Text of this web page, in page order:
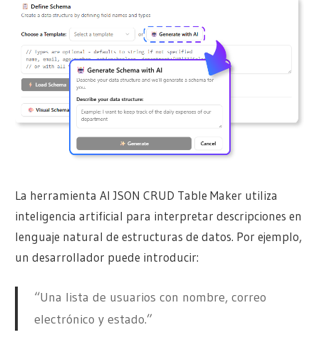
La herramienta AI JSON CRUD Table Maker utiliza
inteligencia artificial para interpretar descripciones en
lenguaje natural de estructuras de datos. Por ejemplo,
un desarrollador puede introducir:
“Una lista de usuarios con nombre, correo
electrónico y estado.”